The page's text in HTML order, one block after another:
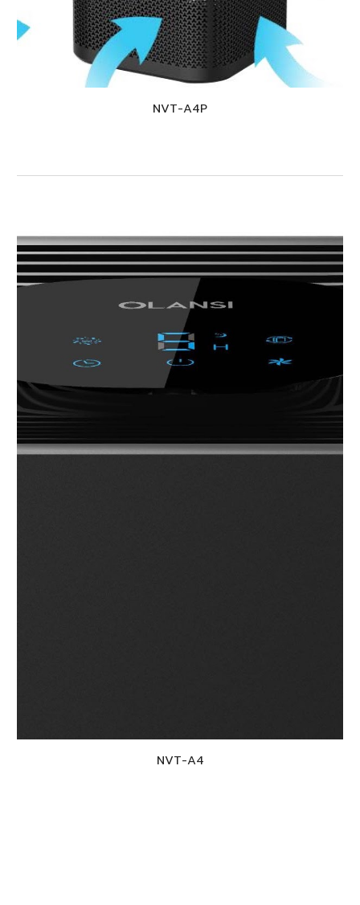
NVT-A4P
NVT-A4